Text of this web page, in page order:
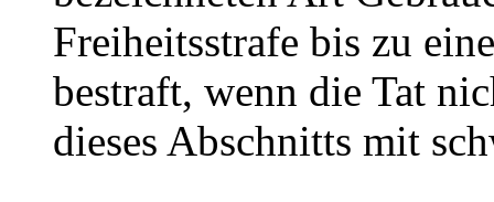
Freiheitsstrafe bis zu
bestraft, wenn die Tat
dieses Abschnitts mit